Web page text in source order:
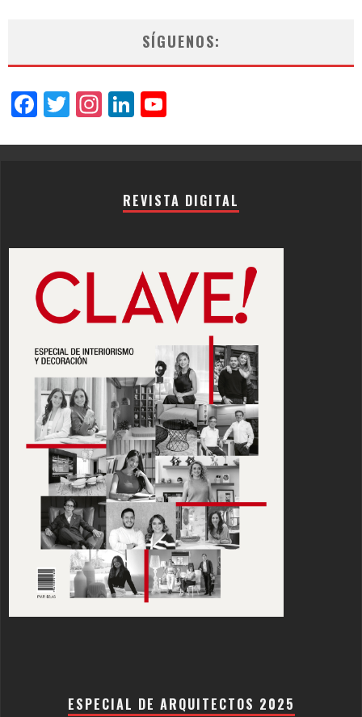
SÍGUENOS:
Facebook
Twitter
Instagram
LinkedIn
REVISTA DIGITAL
ESPECIAL DE ARQUITECTOS 2025